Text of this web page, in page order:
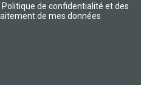
de confidentialité et des
de mes données